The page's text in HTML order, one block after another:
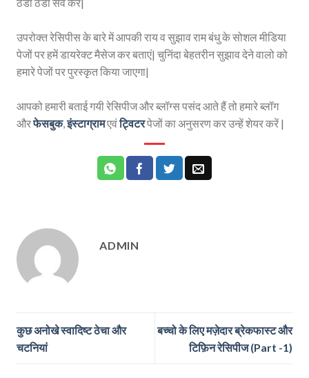
ठंडा ठंडा सर्व करें|
उपरोक्त रेसिपीस के बारे में आपकी राय व सुझाव राम बंधु के सोशल मीडिया
पेजों पर हमें डायरेक्ट मैसेज कर बताएं| चुनिंदा बेहतरीन सुझाव देने वालो को
हमारे पेजों पर पुरस्कृत किया जाएगा|
आपको हमारी बताई गयी रेसिपीज और ब्लॉग्स पसंद आते हैं तो हमारे ब्लॉग
औरफेसबुक,इंस्टाग्रामएवंट्विटरपेजों का अनुसरण कर उन्हें शेयर करें |
ADMIN
कुछ अनोखे स्वादिष्ट ठेचा और
चटनियां
बच्चो के लिए मज़ेदार ब्रेकफास्ट और
टिफ़िन रेसिपीज (Part -1)